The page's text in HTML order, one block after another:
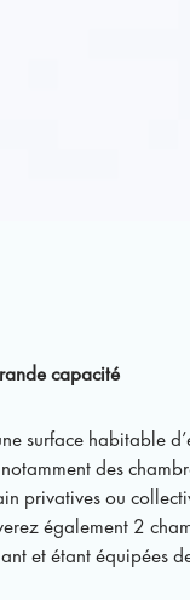
capacité
surface habitable
des
privatives ou
également 2
et étant équipées